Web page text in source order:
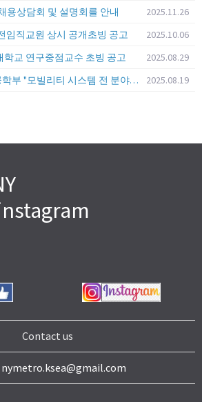
용상담회 및 설명회를 안내
2025.11.26
임직교원 상시 공개초빙 공고
2025.10.06
학교 연구중점교수 초빙 공고
2025.08.29
연세대학교 첨단융합공학부 "모빌리티 시스템 전 분야" 전임교원 특별채용 (2026년 9월 1일자 임용 예정)
2025.08.19
Contact us
nymetro.ksea@gmail.com